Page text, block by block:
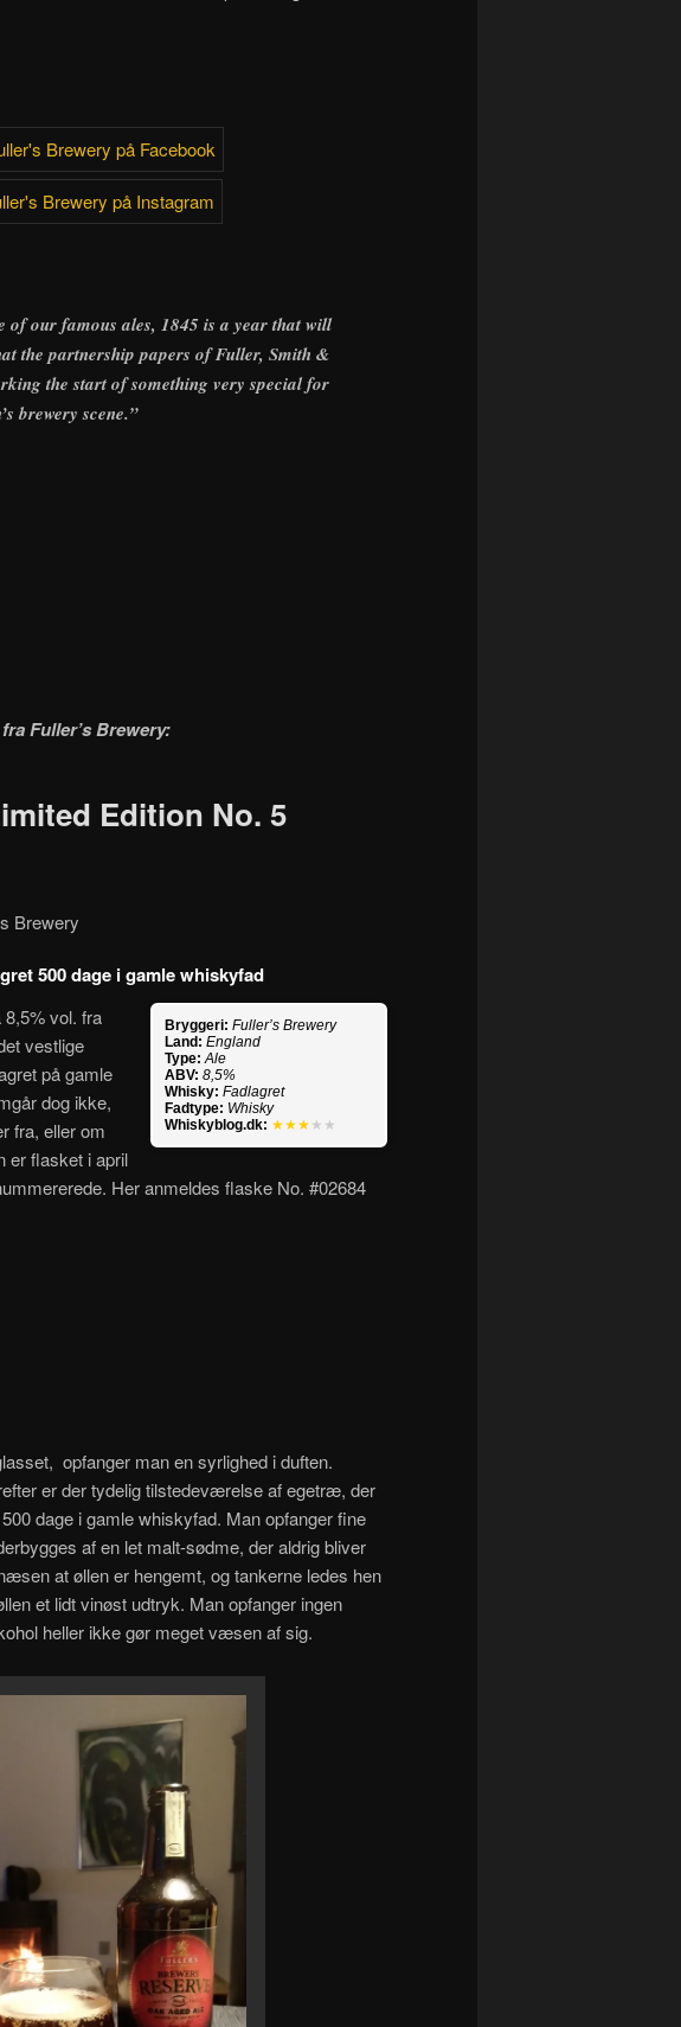
of our famous ales, 1845 is a year that will
the partnership papers of Fuller, Smith &
the start of something very special for
brewery scene.”
Fuller’s Brewery:
Edition No. 5
Brewery
500 dage i gamle whiskyfad
Bryggeri: Fuller’s Brewery
Land: England
Type: Ale
ABV: 8,5%
Whisky: Fadlagret
Fadtype: Whisky
Whiskyblog.dk: ★★★ ★★
8,5% vol. fra
vestlige
på gamle
dog ikke,
fra, eller om
er flasket i april
Her anmeldes flaske No. #02684
opfanger man en syrlighed i duften.
er der tydelig tilstedeværelse af egetræ, der
dage i gamle whiskyfad. Man opfanger fine
af en let malt-sødme, der aldrig bliver
at øllen er hengemt, og tankerne ledes hen
et lidt vinøst udtryk. Man opfanger ingen
heller ikke gør meget væsen af sig.